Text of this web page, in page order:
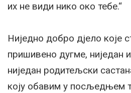
их не види нико око тебе.“
Ниједно добро дјело које
пришивено дугме, ниједан
ниједан родитељски
коју обавим у посљедњем